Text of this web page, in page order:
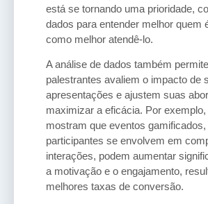
está se tornando uma prioridade,
dados para entender melhor quem
como melhor atendê-lo.
A análise de dados também
palestrantes avaliem o impacto de
apresentações e ajustem suas
maximizar a eficácia. Por
mostram que eventos gamificados,
participantes se envolvem em
interações, podem aumentar
a motivação e o engajamento,
melhores taxas de conversão.